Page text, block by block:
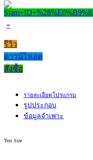
»
รีวิว
ดาวน์โหลด
สั่งซื้อ
รายละเอียดโปรแกรม
รูปประกอบ
ข้อมูลจำเพาะ
Text Size